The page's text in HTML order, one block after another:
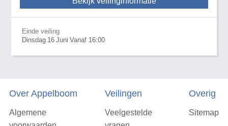
Einde veiling
Dinsdag 16 Juni Vanaf 16:00
Over Appelboom
Algemene
Veilingen
Veelgestelde
Overig
Sitemap